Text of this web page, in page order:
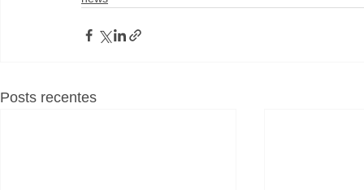
Posts recentes